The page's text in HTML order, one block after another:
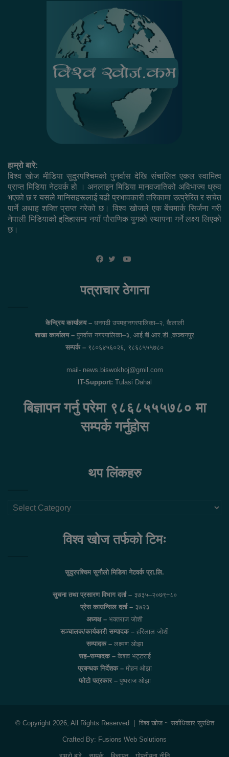
हाम्रो बारे:
विश्व खोज मीडिया सुदुरपश्चिमको पुनर्वास देखि संचालित एकल स्वामित्व
प्राप्त मिडिया नेटवर्क हो । अनलाइन मिडिया मानवजातिको अविभाज्य ध्रुव
भएको छ र यसले मानिसहरूलाई बढी प्रभावकारी तरिकामा उत्प्रेरित र सचेत
पार्ने अथाह शक्ति प्राप्त गरेको छ। विश्व खोजले एक बेंचमार्क सिर्जना गरी
नेपाली मिडियाको इतिहासमा नयाँ पौराणिक युगको स्थापना गर्ने लक्ष्य लिएको
छ।
YouTube
पत्राचार ठेगाना
केन्द्रिय कार्यालय –धनगढी उपमहानगरपालिका–२, कैलाली
शाखा कार्यालय – पुनर्वास नगरपालिका–३, आई.बी.आर.डी.,कञ्चनपुर
सम्पर्क – ९८०६४५६०२६, ९८६८५५५७८०
mail- news.biswokhoj@gmil.com
IT-Support: Tulasi Dahal
बिज्ञापन गर्नु परेमा ९८६८५५५७८० मा
सम्पर्क गर्नुहोस
थप लिंकहरु
थप
विश्व खोज तर्फको टिमः
सुदुरपश्चिम सुनौलो मिडिया नेटवर्क प्रा.लि.
सुचना तथा प्रसारण विभाग दर्ता – ३७३५–२०७९÷८०
प्रेस काउन्सिल दर्ता – ३७२३
अध्यक्ष – भक्तराज जोशी
सञ्चालक/कार्यकारी सम्पादक – हरिलाल जोशी
सम्पादक –लक्ष्मण ओझा
सह–सम्पादक –केशव भट्टराई
प्रबन्धक निर्देशक –मोहन ओझा
फोटो पत्रकार –पुष्पराज ओझा
© Copyright 2026, All Rights Reserved | विश्व खोज~ सर्वाधिकार सुरक्षित
Crafted By: Fusions Web Solutions